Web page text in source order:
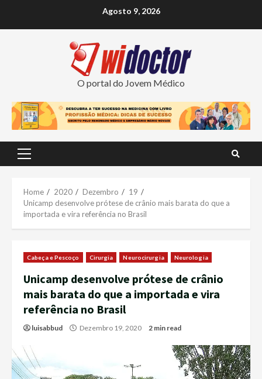
Agosto 9, 2026
O portal do Jovem Médico
Primary
Home 2020 Dezembro
19
Unicamp desenvolve prótese de crânio mais barata do que a
importada e vira referência no Brasil
Cabeça e Pescoço Cirurgia Neurocirurgia Neurologia
Unicamp desenvolve prótese de crânio
mais barata do que a importada e vira
referência no Brasil
luisabbud Dezembro 19, 2020 2 min read